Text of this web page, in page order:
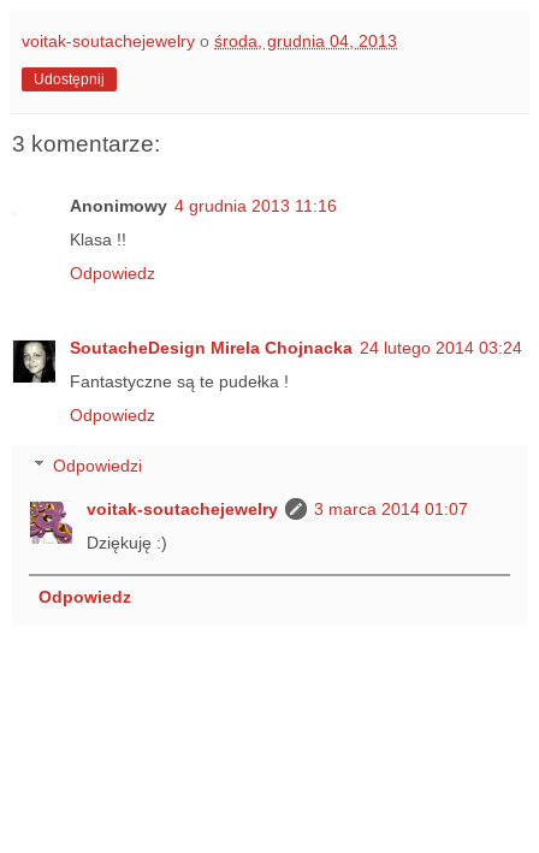
voitak-soutachejewelry o środa, grudnia 04, 2013
Udostępnij
3 komentarze:
Anonimowy 4 grudnia 2013 11:16
Klasa !!
Odpowiedz
SoutacheDesign Mirela Chojnacka 24 lutego 2014 03:24
Fantastyczne są te pudełka !
Odpowiedz
Odpowiedzi
voitak-soutachejewelry
3 marca 2014 01:07
Dziękuję :)
Odpowiedz